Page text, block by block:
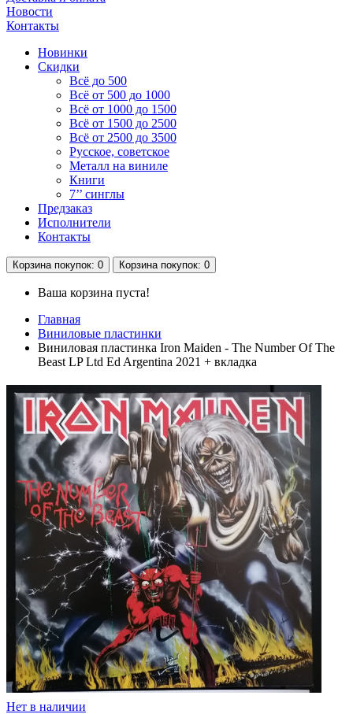
Новости
Контакты
Новинки
Скидки
Всё до 500
Всё от 500 до 1000
Всё от 1000 до 1500
Всё от 1500 до 2500
Всё от 2500 до 3500
Русское, советское
Металл на виниле
Книги
7’’ синглы
Предзаказ
Исполнители
Контакты
Корзина покупок: 0 Корзина покупок: 0
Ваша корзина пуста!
Главная
Виниловые пластинки
Виниловая пластинка Iron Maiden - The Number Of The
Beast LP Ltd Ed Argentina 2021 + вкладка
Нет в наличии